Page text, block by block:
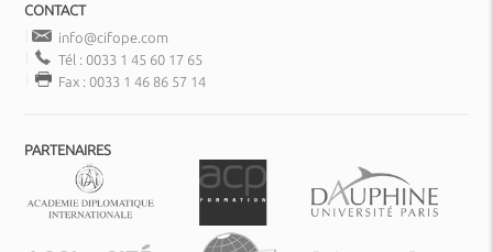
CONTACT
info@cifope.com
Tél : 0033 1 45 60 17 65
Fax : 0033 1 46 86 57 14
PARTENAIRES